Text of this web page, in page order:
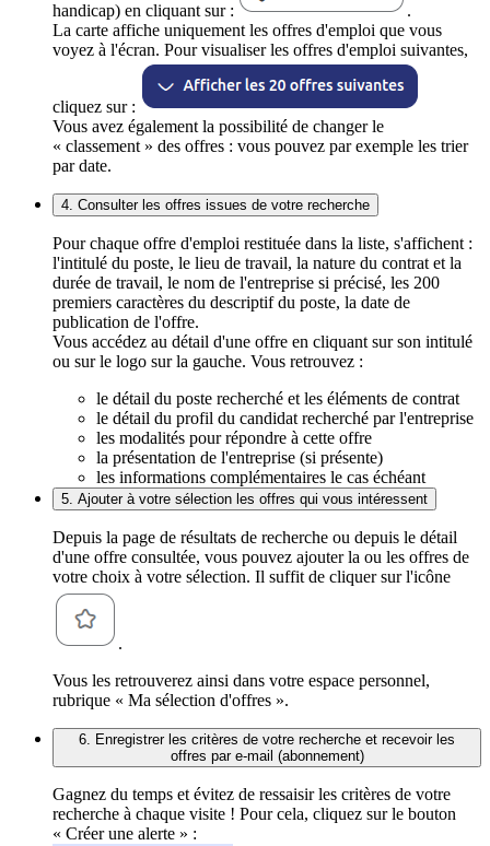
handicap) en cliquant sur :
.
La carte affiche uniquement les offres d'emploi que vous
voyez à l'écran. Pour visualiser les offres d'emploi suivantes,
cliquez sur :
Vous avez également la possibilité de changer le
« classement » des offres : vous pouvez par exemple les trier
par date.
4. Consulter les offres issues de votre recherche
Pour chaque offre d'emploi restituée dans la liste, s'affichent :
l'intitulé du poste, le lieu de travail, la nature du contrat et la
durée de travail, le nom de l'entreprise si précisé, les 200
premiers caractères du descriptif du poste, la date de
publication de l'offre.
Vous accédez au détail d'une offre en cliquant sur son intitulé
ou sur le logo sur la gauche. Vous retrouvez :
le détail du poste recherché et les éléments de contrat
le détail du profil du candidat recherché par l'entreprise
les modalités pour répondre à cette offre
la présentation de l'entreprise (si présente)
les informations complémentaires le cas échéant
5. Ajouter à votre sélection les offres qui vous intéressent
Depuis la page de résultats de recherche ou depuis le détail
d'une offre consultée, vous pouvez ajouter la ou les offres de
votre choix à votre sélection. Il suffit de cliquer sur l'icône
.
Vous les retrouverez ainsi dans votre espace personnel,
rubrique « Ma sélection d'offres ».
6. Enregistrer les critères de votre recherche et recevoir les
offres par e-mail (abonnement)
Gagnez du temps et évitez de ressaisir les critères de votre
recherche à chaque visite ! Pour cela, cliquez sur le bouton
« Créer une alerte » :